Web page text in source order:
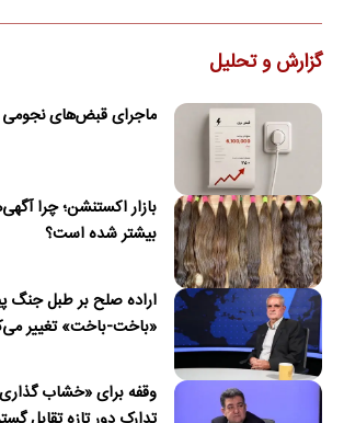
گزارش و تحلیل
ماجرای قبض‌های
بازار اکستنشن؛ چرا
بیشتر شده است؟
اراده صلح بر طبل جنگ
«باخت-باخت» تغییر
وقفه برای «خشاب